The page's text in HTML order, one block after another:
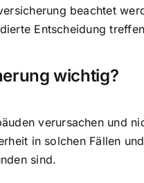
beachtet
Entscheidung
wichtig?
verursachen und
in solchen Fällen
sind.